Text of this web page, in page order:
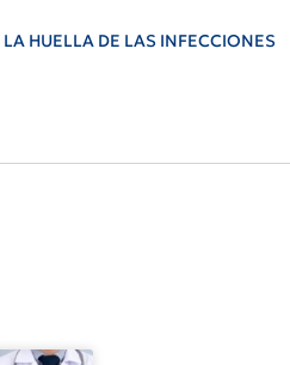
LA HUELLA DE LAS INFECCIONES